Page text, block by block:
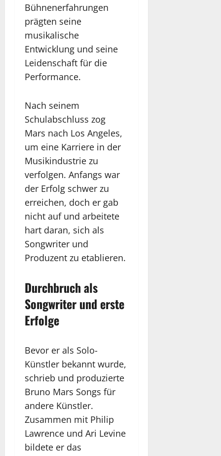
Bühnenerfahrungen
prägten seine
musikalische
Entwicklung und seine
Leidenschaft für die
Performance.
Nach seinem
Schulabschluss zog
Mars nach Los Angeles,
um eine Karriere in der
Musikindustrie zu
verfolgen. Anfangs war
der Erfolg schwer zu
erreichen, doch er gab
nicht auf und arbeitete
hart daran, sich als
Songwriter und
Produzent zu etablieren.
Durchbruch als
Songwriter und erste
Erfolge
Bevor er als Solo-
Künstler bekannt wurde,
schrieb und produzierte
Bruno Mars Songs für
andere Künstler.
Zusammen mit Philip
Lawrence und Ari Levine
bildete er das